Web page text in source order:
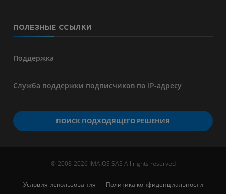
ПОЛЕЗНЫЕ ССЫЛКИ
Поддержка
Служба поддержки подписчиков по IP-адресу
ПОИСК ПОДХОДЯЩЕГО РЕШЕНИЯ
© 2008-2026 IMAIOS SAS All rights reserved
Условия использования Политика конфиденциальности